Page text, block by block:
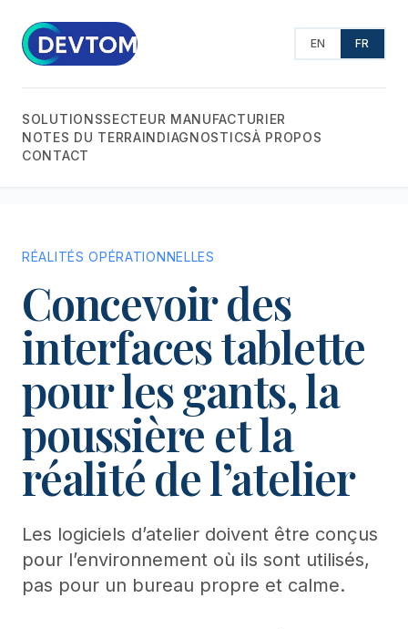
EN FR
SOLUTIONSSECTEUR MANUFACTURIER
NOTES DU TERRAINDIAGNOSTICSÀ PROPOS
CONTACT
RÉALITÉS OPÉRATIONNELLES
Concevoir des
interfaces tablette
pour les gants, la
poussière et la
réalité de l’atelier
Les logiciels d’atelier doivent être conçus
pour l’environnement où ils sont utilisés,
pas pour un bureau propre et calme.